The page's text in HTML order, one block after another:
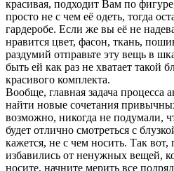
красивая, подходит Вам по
просто не с чем её одеть, тогда
гардеробе. Если же вы её не
нравится цвет, фасон, ткань,
раздумий отправьте эту вещь в
быть ей как раз не хватает такой
красивого комплекта.
Вообще, главная задача процесса
найти новые сочетания
возможно, никогда не подумали,
будет отлично смотреться с
кажется, не с чем носить. Так вот,
избавились от ненужных вещей,
носите, начните мерить все